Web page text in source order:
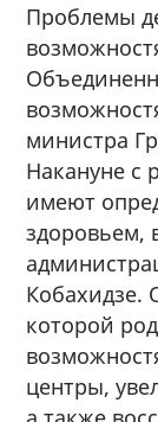
Проблемы
министра
Накануне с
имеют
здоровьем,
Кобахидзе.
которой
центры,